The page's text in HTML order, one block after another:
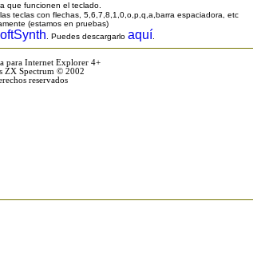
que funcionen el teclado.
teclas con flechas, 5,6,7,8,1,0,o,p,q,a,barra espaciadora, etc
(estamos en pruebas)
. Puedes descargarlo aquí
para Internet Explorer 4+
ZX Spectrum © 2002
reservados